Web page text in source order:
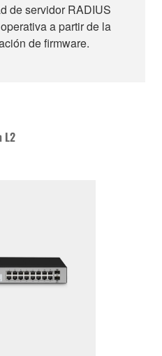
de servidor RADIUS
a partir de la
de firmware.
L2